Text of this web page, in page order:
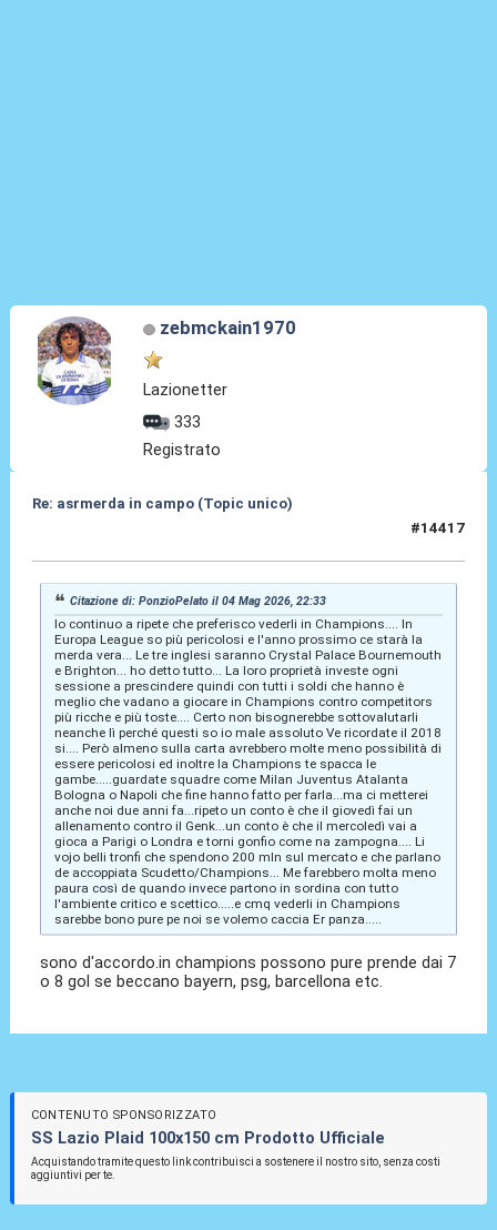
zebmckain1970
Lazionetter
333
Registrato
Re: asrmerda in campo (Topic unico)
#14417
Citazione di: PonzioPelato il 04 Mag 2026, 22:33
Io continuo a ripete che preferisco vederli in Champions.... In
Europa League so più pericolosi e l'anno prossimo ce starà la
merda vera... Le tre inglesi saranno Crystal Palace Bournemouth
e Brighton... ho detto tutto... La loro proprietà investe ogni
sessione a prescindere quindi con tutti i soldi che hanno è
meglio che vadano a giocare in Champions contro competitors
più ricche e più toste.... Certo non bisognerebbe sottovalutarli
neanche lì perché questi so io male assoluto Ve ricordate il 2018
si.... Però almeno sulla carta avrebbero molte meno possibilità di
essere pericolosi ed inoltre la Champions te spacca le
gambe.....guardate squadre come Milan Juventus Atalanta
Bologna o Napoli che fine hanno fatto per farla...ma ci metterei
anche noi due anni fa...ripeto un conto è che il giovedì fai un
allenamento contro il Genk...un conto è che il mercoledì vai a
gioca a Parigi o Londra e torni gonfio come na zampogna.... Li
vojo belli tronfi che spendono 200 mln sul mercato e che parlano
de accoppiata Scudetto/Champions... Me farebbero molta meno
paura così de quando invece partono in sordina con tutto
l'ambiente critico e scettico.....e cmq vederli in Champions
sarebbe bono pure pe noi se volemo caccia Er panza.....
sono d'accordo.in champions possono pure prende dai 7
o 8 gol se beccano bayern, psg, barcellona etc.
CONTENUTO SPONSORIZZATO
SS Lazio Plaid 100x150 cm Prodotto Ufficiale
Acquistando tramite questo link contribuisci a sostenere il nostro sito, senza costi
aggiuntivi per te.